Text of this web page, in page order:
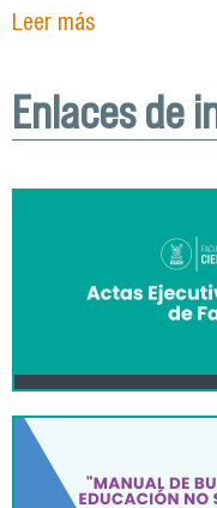
Leer mássobre
Enlaces de